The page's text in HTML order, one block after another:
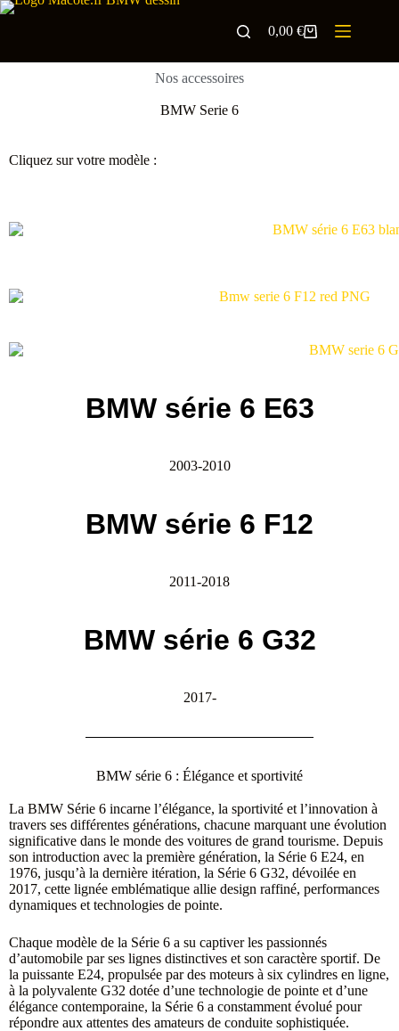
0,00€
Nos accessoires
BMW Serie 6
Cliquez sur votre modèle :
BMW série 6 E63
2003-2010
BMW série 6 F12
2011-2018
BMW série 6 G32
2017-
BMW série 6 : Élégance et sportivité
La BMW Série 6 incarne l’élégance, la sportivité et l’innovation à
travers ses différentes générations, chacune marquant une évolution
significative dans le monde des voitures de grand tourisme. Depuis
son introduction avec la première génération, la Série 6 E24, en
1976, jusqu’à la dernière itération, la Série 6 G32, dévoilée en
2017, cette lignée emblématique allie design raffiné, performances
dynamiques et technologies de pointe.
Chaque modèle de la Série 6 a su captiver les passionnés
d’automobile par ses lignes distinctives et son caractère sportif. De
la puissante E24, propulsée par des moteurs à six cylindres en ligne,
à la polyvalente G32 dotée d’une technologie de pointe et d’une
élégance contemporaine, la Série 6 a constamment évolué pour
répondre aux attentes des amateurs de conduite sophistiquée.